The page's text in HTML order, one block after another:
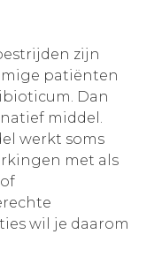
zijn
patiënten
Dan
middel.
werkt soms
met als
wil je daarom